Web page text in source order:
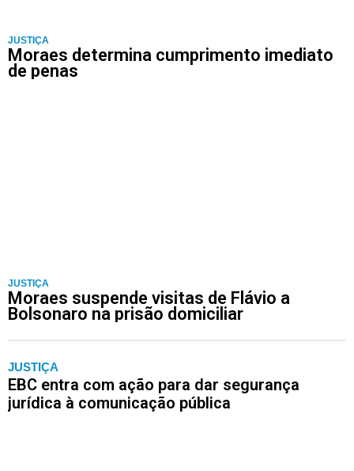
JUSTIÇA
Moraes determina cumprimento imediato
de penas
JUSTIÇA
Moraes suspende visitas de Flávio a
Bolsonaro na prisão domiciliar
JUSTIÇA
EBC entra com ação para dar segurança
jurídica à comunicação pública